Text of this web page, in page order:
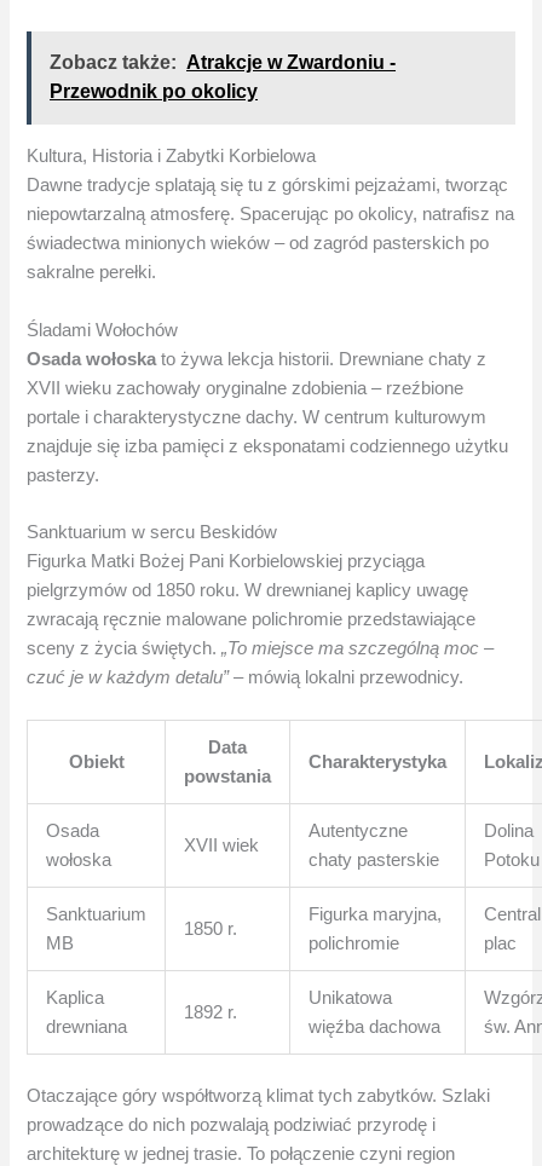
Zobacz także: Atrakcje w Zwardoniu -
Przewodnik po okolicy
Kultura, Historia i Zabytki Korbielowa
Dawne tradycje splatają się tu z górskimi pejzażami, tworząc
niepowtarzalną atmosferę. Spacerując po okolicy, natrafisz na
świadectwa minionych wieków – od zagród pasterskich po
sakralne perełki.
Śladami Wołochów
Osada wołoska to żywa lekcja historii. Drewniane chaty z
XVII wieku zachowały oryginalne zdobienia – rzeźbione
portale i charakterystyczne dachy. W centrum kulturowym
znajduje się izba pamięci z eksponatami codziennego użytku
pasterzy.
Sanktuarium w sercu Beskidów
Figurka Matki Bożej Pani Korbielowskiej przyciąga
pielgrzymów od 1850 roku. W drewnianej kaplicy uwagę
zwracają ręcznie malowane polichromie przedstawiające
sceny z życia świętych.„To miejsce ma szczególną moc –
czuć je w każdym detalu”– mówią lokalni przewodnicy.
Obiekt
Data
powstania
Charakterystyka
Osada
wołoska
XVII wiek
Autentyczne
chaty pasterskie
Dolina
Potoku
Sanktuarium
MB
1850 r.
Figurka maryjna,
polichromie
plac
Kaplica
drewniana
1892 r.
Unikatowa
więźba dachowa
św.
Otaczające góry współtworzą klimat tych zabytków. Szlaki
prowadzące do nich pozwalają podziwiać przyrodę i
architekturę w jednej trasie. To połączenie czyni region